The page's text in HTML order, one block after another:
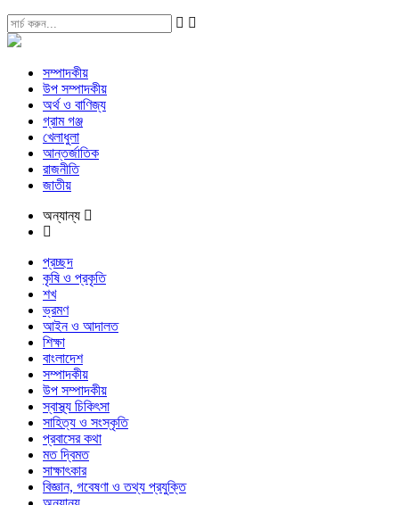
সম্পাদকীয়
উপ সম্পাদকীয়
অর্থ ও বাণিজ্য
গ্রাম গঞ্জ
খেলাধুলা
আন্তর্জাতিক
রাজনীতি
জাতীয়
অন্যান্য
প্রচ্ছদ
কৃষি ও প্রকৃতি
শখ
ভ্রমণ
আইন ও আদালত
শিক্ষা
বাংলাদেশ
সম্পাদকীয়
উপ সম্পাদকীয়
স্বাস্থ্য চিকিৎসা
সাহিত্য ও সংস্কৃতি
প্রবাসের কথা
মত দ্বিমত
সাক্ষাৎকার
বিজ্ঞান, গবেষণা ও তথ্য প্রযুক্তি